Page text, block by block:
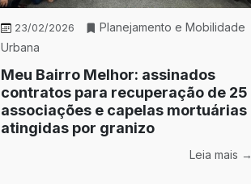
23/02/2026
Planejamento e Mobilidade
Urbana
Meu Bairro Melhor: assinados
contratos para recuperação de 25
associações e capelas mortuárias
atingidas por granizo
Leia mais →